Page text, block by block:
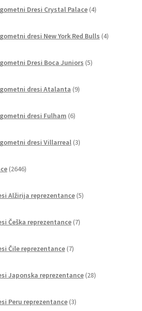
Dresi Crystal Palace 4izdelki
dresi New York Red Bulls 4izdelki
Dresi Boca Juniors 5izdelkov
dresi Atalanta 9izdelkov
dresi Fulham 6izdelkov
dresi Villarreal 3izdelki
2646izdelkov
Alžirija reprezentance 5izdelkov
Češka reprezentance 7izdelkov
Čile reprezentance 7izdelkov
Japonska reprezentance 28izdelkov
Peru reprezentance 3izdelki